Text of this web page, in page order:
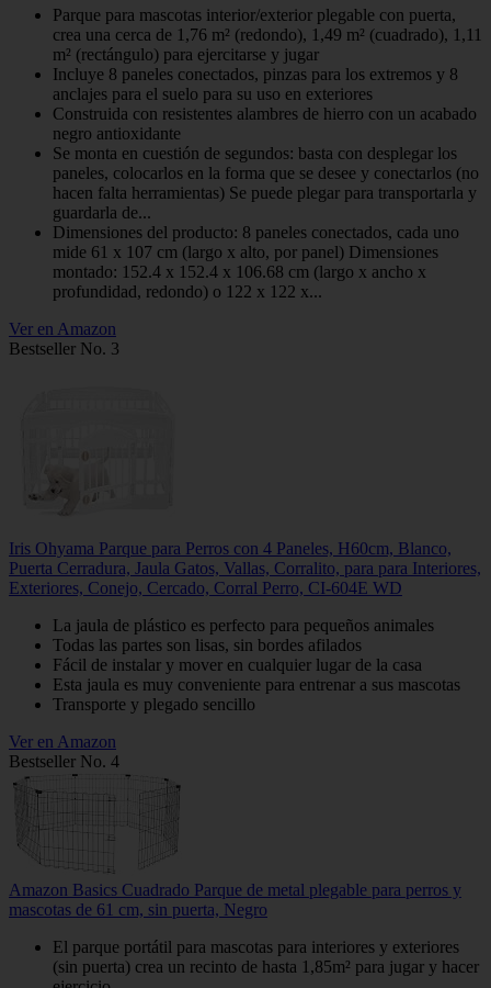
Parque para mascotas interior/exterior plegable con puerta,
crea una cerca de 1,76 m² (redondo), 1,49 m² (cuadrado), 1,11
m² (rectángulo) para ejercitarse y jugar
Incluye 8 paneles conectados, pinzas para los extremos y 8
anclajes para el suelo para su uso en exteriores
Construida con resistentes alambres de hierro con un acabado
negro antioxidante
Se monta en cuestión de segundos: basta con desplegar los
paneles, colocarlos en la forma que se desee y conectarlos (no
hacen falta herramientas) Se puede plegar para transportarla y
guardarla de...
Dimensiones del producto: 8 paneles conectados, cada uno
mide 61 x 107 cm (largo x alto, por panel) Dimensiones
montado: 152.4 x 152.4 x 106.68 cm (largo x ancho x
profundidad, redondo) o 122 x 122 x...
Ver en Amazon
Bestseller No. 3
Iris Ohyama Parque para Perros con 4 Paneles, H60cm, Blanco,
Puerta Cerradura, Jaula Gatos, Vallas, Corralito, para para Interiores,
Exteriores, Conejo, Cercado, Corral Perro, CI-604E WD
La jaula de plástico es perfecto para pequeños animales
Todas las partes son lisas, sin bordes afilados
Fácil de instalar y mover en cualquier lugar de la casa
Esta jaula es muy conveniente para entrenar a sus mascotas
Transporte y plegado sencillo
Ver en Amazon
Bestseller No. 4
Amazon Basics Cuadrado Parque de metal plegable para perros y
mascotas de 61 cm, sin puerta, Negro
El parque portátil para mascotas para interiores y exteriores
(sin puerta) crea un recinto de hasta 1,85m² para jugar y hacer